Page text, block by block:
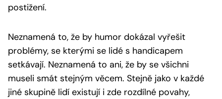
postižení.
Neznamená to, že by humor dokázal vyřešit
problémy, se kterými se lidé s handicapem
setkávají. Neznamená to ani, že by se všichni
museli smát stejným věcem. Stejně jako v každé
jiné skupině lidí existují i zde rozdílné povahy,